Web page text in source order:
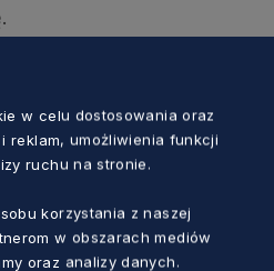
wszystko
trend zakażeń,
do szczepień.
osób zasiadających
stole – przekonuje
w celu dostosowania oraz
reklam, umożliwienia funkcji
ruchu na stronie.
korzystania z naszej
w obszarach mediów
oraz analizy danych.